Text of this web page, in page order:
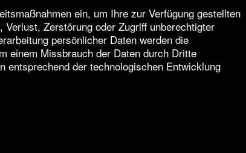
ein, um Ihre zur Verfügung gestellten
Zerstörung oder Zugriff unberechtigter
persönlicher Daten werden die
einem Missbrauch der Daten durch Dritte
entsprechend der technologischen Entwicklung